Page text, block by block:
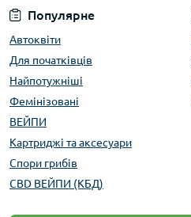
Популярне
Автоквіти
Для початківців
Найпотужніші
Фемінізовані
ВЕЙПИ
Картриджі та аксесуари
Спори грибів
CBD ВЕЙПИ (КБД)